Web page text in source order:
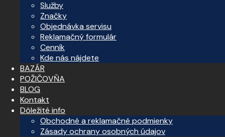
Služby
Značky
Objednávka servisu
Reklamačný formulár
Cenník
Kde nás nájdete
BAZÁR
POŽIČOVŇA
BLOG
Kontakt
Dôležité info
Obchodné a reklamačné podmienky
Zásady ochrany osobných údajov